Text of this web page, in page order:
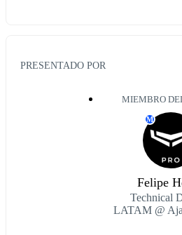
PRESENTADO POR
MIEMBRO
M
Felipe
Technical
LATAM @